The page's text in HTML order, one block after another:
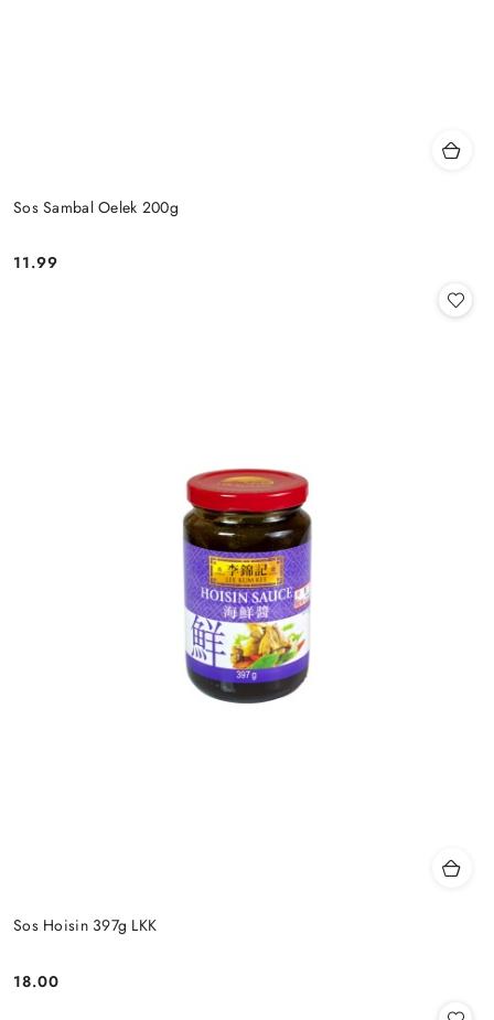
Sos Sambal Oelek 200g
Cena:
11.99
Sos Hoisin 397g LKK
Cena:
18.00